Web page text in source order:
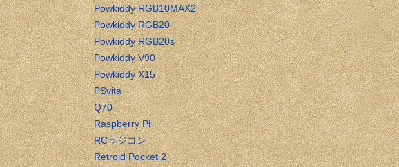
Powkiddy RGB10MAX2
Powkiddy RGB20
Powkiddy RGB20s
Powkiddy V90
Powkiddy X15
PSvita
Q70
Raspberry Pi
RCラジコン
Retroid Pocket 2